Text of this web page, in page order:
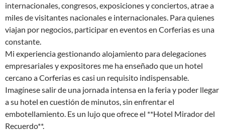
internacionales, congresos, exposiciones y conciertos, atrae a
miles de visitantes nacionales e internacionales. Para quienes
viajan por negocios, participar en eventos en Corferias es una
constante.
Mi experiencia gestionando alojamiento para delegaciones
empresariales y expositores me ha enseñado que un hotel
cercano a Corferias es casi un requisito indispensable.
Imagínese salir de una jornada intensa en la feria y poder llegar
a su hotel en cuestión de minutos, sin enfrentar el
embotellamiento. Es un lujo que ofrece el **Hotel Mirador del
Recuerdo**.